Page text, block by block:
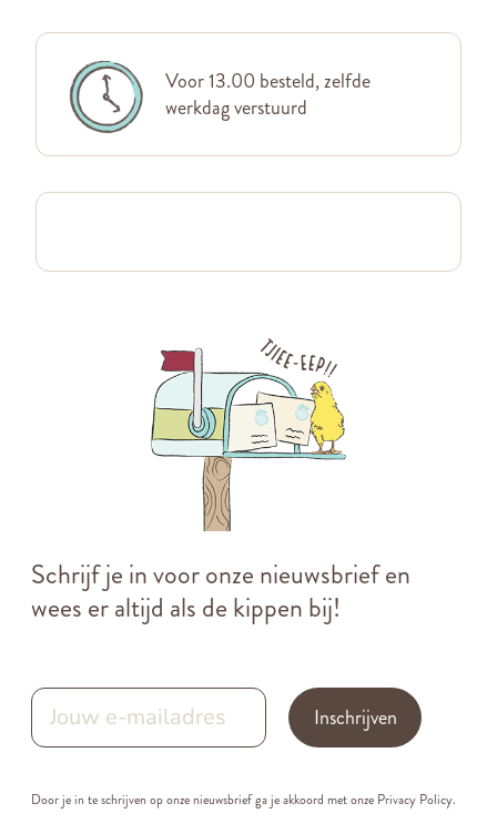
Voor 13.00 besteld, zelfde
werkdag verstuurd
Schrijf je in voor onze nieuwsbrief en
wees er altijd als de kippen bij!
Inschrijven
Door je in te schrijven op onze nieuwsbrief ga je akkoord met onze Privacy Policy.